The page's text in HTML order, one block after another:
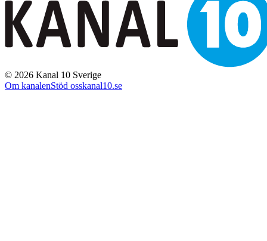
© 2026 Kanal 10 Sverige
Om kanalenStöd osskanal10.se